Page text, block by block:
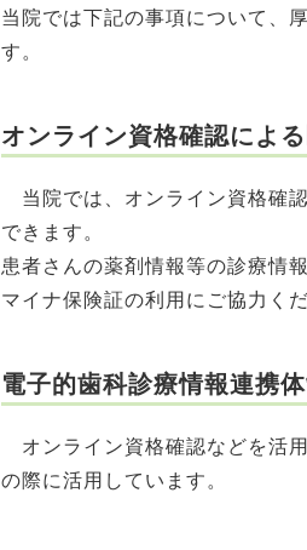
当院では下記の事項について、
す。
オンライン資格確認によ
当院では、オンライン資格確
できます。
患者さんの薬剤情報等の診療情
マイナ保険証の利用にご協力くだ
電子的歯科診療情報連携
オンライン資格確認などを活
の際に活用しています。